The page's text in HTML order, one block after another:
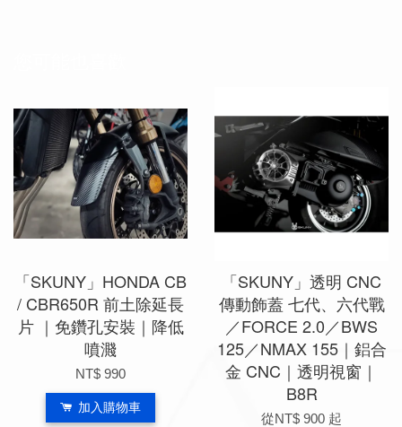
「SKUNY」HONDA CB
/ CBR650R 前土除延長
片 ｜免鑽孔安裝｜降低
噴濺
NT$ 990
加入購物車
「SKUNY」透明 CNC
傳動飾蓋 七代、六代戰
／FORCE 2.0／BWS
125／NMAX 155｜鋁合
金 CNC｜透明視窗｜
B8R
從NT$ 900 起